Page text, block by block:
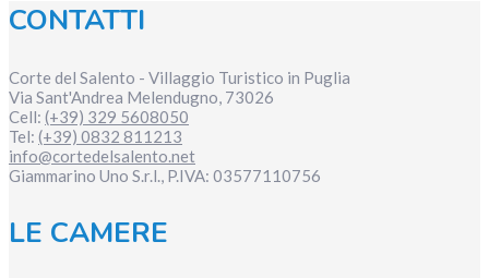
CONTATTI
Corte del Salento - Villaggio Turistico in Puglia
Via Sant'Andrea Melendugno, 73026
Cell: (+39) 329 5608050
Tel: (+39) 0832 811213
info@cortedelsalento.net
Giammarino Uno S.r.l., P.IVA: 03577110756
LE CAMERE